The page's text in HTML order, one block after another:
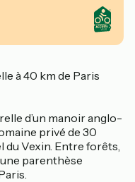
à 40 km de Paris
d’un manoir anglo-
privé de 30
du Vexin. Entre forêts,
une parenthèse